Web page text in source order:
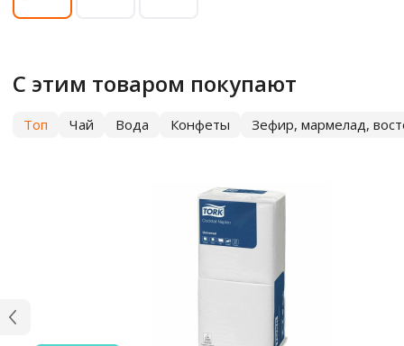
С этим товаром покупают
Топ Чай Вода Конфеты Зефир, мармелад,